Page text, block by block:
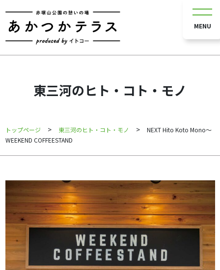
MENU
東三河のヒト・コト・モノ
トップページ > 東三河のヒト・コト・モノ >
NEXT Hito Koto Mono～
WEEKEND COFFEESTAND